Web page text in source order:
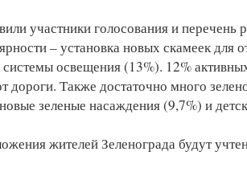
участники голосования и
– установка новых скамеек
освещения (13%). 12%
дороги. Также достаточно много
зеленые насаждения (9,7%) и
жителей Зеленограда будут